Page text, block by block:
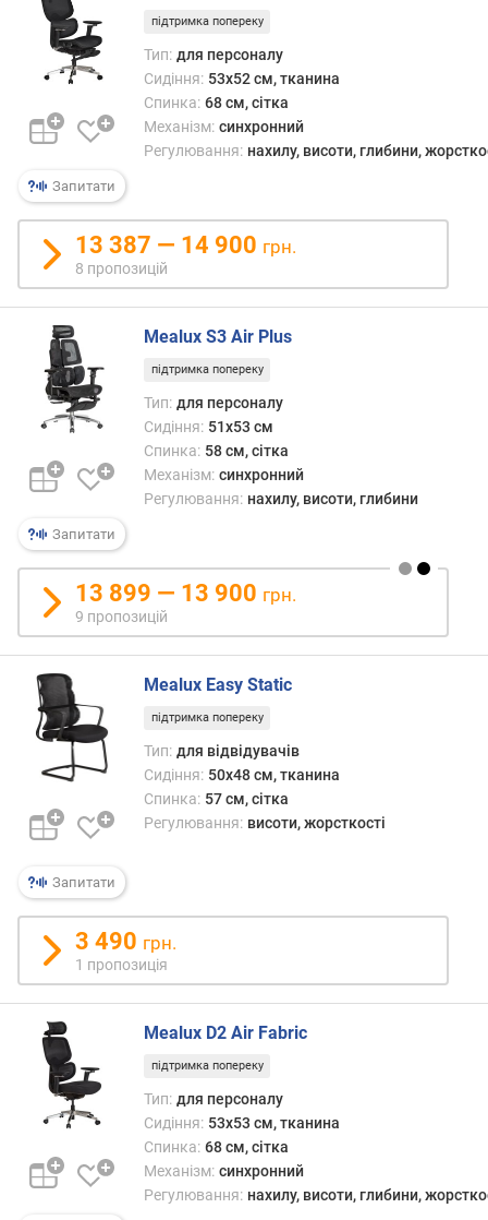
к
а
м
з
д
а
о
д
о
д
а
в
а
н
я
з
а
к
і
с
т
п
р
о
о
з
и
ц
і
й
м
а
к
с
в
а
Запитати
підтримка попереку
Тип: для персоналу
Сидіння: 53x52 см, тканина
Спинка: 68 см, сітка
Механізм: синхронний
Регулювання: нахилу, висоти, глибини,
13 387 — 14 900 грн.
8 пропозицій
Запитати
Mealux S3 Air Plus
підтримка попереку
Тип: для персоналу
Сидіння: 51x53 см
Спинка: 58 см, сітка
Механізм: синхронний
Регулювання: нахилу, висоти, глибини
13 899 — 13 900 грн.
9 пропозицій
Запитати
Mealux Easy Static
підтримка попереку
Тип: для відвідувачів
Сидіння: 50x48 см, тканина
Спинка: 57 см, сітка
Регулювання: висоти, жорсткості
3 490 грн.
1 пропозиція
Mealux D2 Air Fabric
підтримка попереку
Тип: для персоналу
Сидіння: 53x53 см, тканина
Спинка: 68 см, сітка
Механізм: синхронний
Регулювання: нахилу, висоти, глибини,